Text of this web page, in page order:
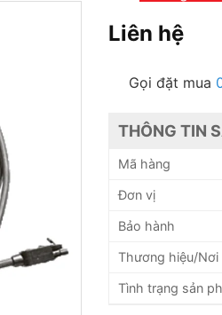
Liên hệ
Gọi đặt mua
THÔNG TIN
Mã hàng
Đơn vị
Bảo hành
Thương hiệu/Nơi
Tình trạng sản